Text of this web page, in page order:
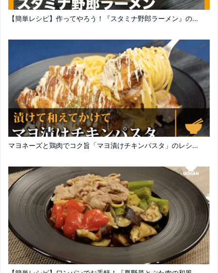
【簡単レシピ】作ってやろう！『スタミナ野郎ラーメン』の...
マヨネーズと鶏肉でコク旨「マヨ漬けチキンパスタ」のレシ...